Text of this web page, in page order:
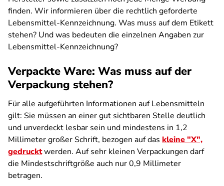
finden. Wir informieren über die rechtlich geforderte
Lebensmittel-Kennzeichnung. Was muss auf dem Etikett
stehen? Und was bedeuten die einzelnen Angaben zur
Lebensmittel-Kennzeichnung?
Verpackte Ware: Was muss auf der
Verpackung stehen?
Für alle aufgeführten Informationen auf Lebensmitteln
gilt: Sie müssen an einer gut sichtbaren Stelle deutlich
und unverdeckt lesbar sein und mindestens in 1,2
Millimeter großer Schrift, bezogen auf das kleine "X",
gedrucktwerden. Auf sehr kleinen Verpackungen darf
die Mindestschriftgröße auch nur 0,9 Millimeter
betragen.